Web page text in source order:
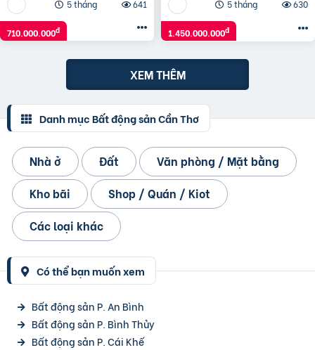
5 tháng
641
710.000.000đ
5 tháng
630
1.450.000.000đ
XEM THÊM
Danh mục Bất động sản Cần Thơ
Nhà ở Đất
Văn phòng / Mặt bằng
Kho bãi
Shop / Quán / Kiot
Các loại khác
Có thể bạn muốn xem
Bất động sản P. An Bình
Bất động sản P. Bình Thủy
Bất động sản P. Cái Khế